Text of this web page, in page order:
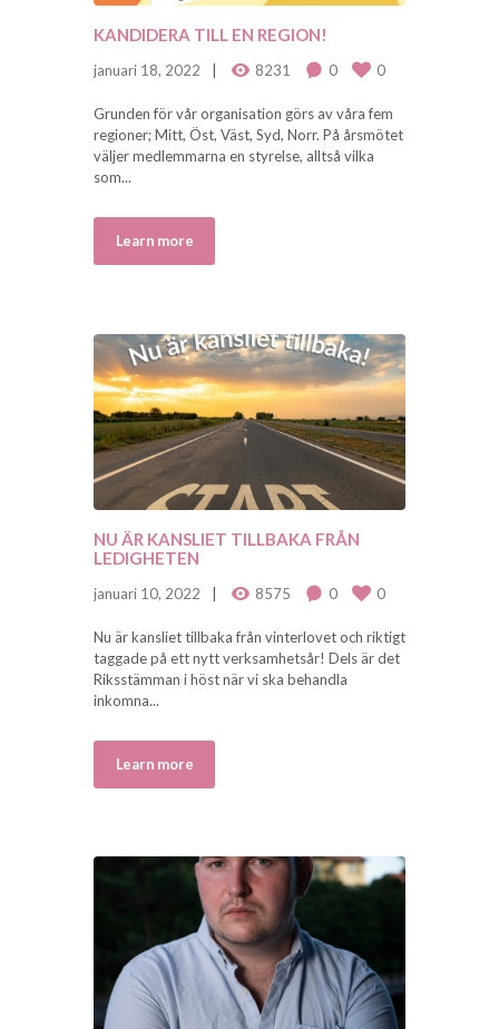
KANDIDERA TILL EN REGION!
januari 18, 2022 8231 0 0
Grunden för vår organisation görs av våra fem
regioner; Mitt, Öst, Väst, Syd, Norr. På årsmötet
väljer medlemmarna en styrelse, alltså vilka
som...
Learn more
NU ÄR KANSLIET TILLBAKA FRÅN
LEDIGHETEN
januari 10, 2022 8575 0 0
Nu är kansliet tillbaka från vinterlovet och riktigt
taggade på ett nytt verksamhetsår! Dels är det
Riksstämman i höst när vi ska behandla
inkomna...
Learn more